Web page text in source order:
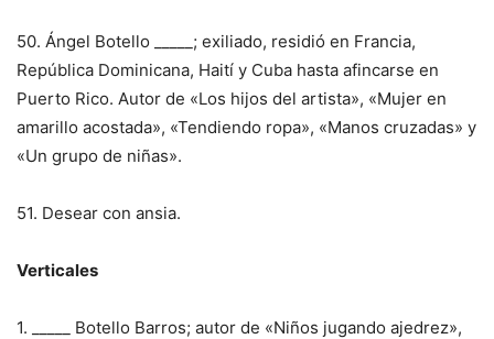
50. Ángel Botello _____; exiliado, residió en Francia,
República Dominicana, Haití y Cuba hasta afincarse en
Puerto Rico. Autor de «Los hijos del artista», «Mujer en
amarillo acostada», «Tendiendo ropa», «Manos cruzadas» y
«Un grupo de niñas».
51. Desear con ansia.
Verticales
1. _____ Botello Barros; autor de «Niños jugando ajedrez»,